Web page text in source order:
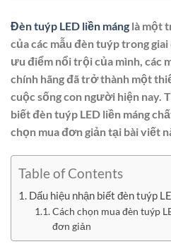
Đèn tuýp LED liền máng là một
của các mẫu đèn tuýp trong
ưu điểm nổi trội của mình, các
chính hãng đã trở thành một
cuộc sống con người hiện nay.
biết đèn tuýp LED liền máng
chọn mua đơn giản tại bài viết
Table of Contents
Dấu hiệu nhận biết đèn tuýp
Cách chọn mua đèn tuýp
đơn giản